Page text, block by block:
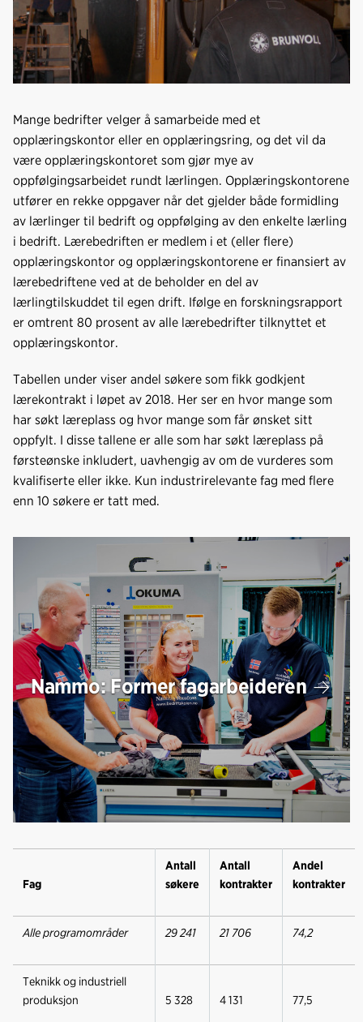
Mange bedrifter velger å samarbeide med et
opplæringskontor eller en opplæringsring, og det vil da
være opplæringskontoret som gjør mye av
oppfølgingsarbeidet rundt lærlingen. Opplæringskontorene
utfører en rekke oppgaver når det gjelder både formidling
av lærlinger til bedrift og oppfølging av den enkelte lærling
i bedrift. Lærebedriften er medlem i et (eller flere)
opplæringskontor og opplæringskontorene er finansiert av
lærebedriftene ved at de beholder en del av
lærlingtilskuddet til egen drift. Ifølge en forskningsrapport
er omtrent 80 prosent av alle lærebedrifter tilknyttet et
opplæringskontor.
Tabellen under viser andel søkere som fikk godkjent
lærekontrakt i løpet av 2018. Her ser en hvor mange som
har søkt læreplass og hvor mange som får ønsket sitt
oppfylt. I disse tallene er alle som har søkt læreplass på
førsteønske inkludert, uavhengig av om de vurderes som
kvalifiserte eller ikke. Kun industrirelevante fag med flere
enn 10 søkere er tatt med.
Nammo: Former fagarbeideren
Fag
Antall
søkere
Antall
kontrakter
Andel
kontrakter
Alle programområder 29 241 21 706 74,2
Teknikk og industriell
produksjon
5 328 4 131 77,5